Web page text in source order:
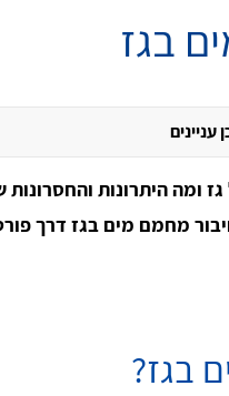
בגז
היתרונות והחסרונות
מחמם מים בגז דרך
בגז?